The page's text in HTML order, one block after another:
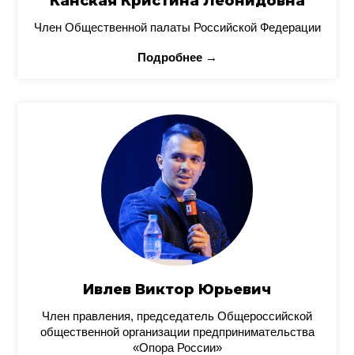
Член Общественной палаты Российской Федерации
Подробнее →
Ивлев Виктор Юрьевич
Член правления, председатель Общероссийской
общественной организации предпринимательства
«Опора России»